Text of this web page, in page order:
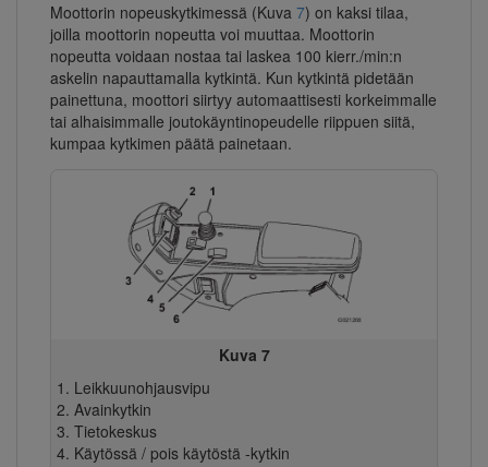
Moottorin nopeuskytkimessä (Kuva 7) on kaksi tilaa,
joilla moottorin nopeutta voi muuttaa. Moottorin
nopeutta voidaan nostaa tai laskea 100 kierr./min:n
askelin napauttamalla kytkintä. Kun kytkintä pidetään
painettuna, moottori siirtyy automaattisesti korkeimmalle
tai alhaisimmalle joutokäyntinopeudelle riippuen siitä,
kumpaa kytkimen päätä painetaan.
Kuva 7
Leikkuunohjausvipu
Avainkytkin
Tietokeskus
Käytössä / pois käytöstä -kytkin